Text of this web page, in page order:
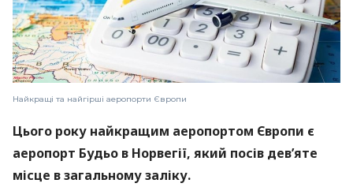
Найкращі та найгірші аеропорти Європи
Цього року найкращим аеропортом Європи є
аеропорт Будьо в Норвегії, який посів дев’яте
місце в загальному заліку.